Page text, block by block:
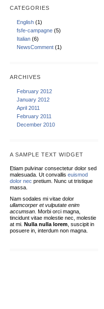
CATEGORIES
English (1)
fsfe-campagne (5)
Italian (6)
NewsComment (1)
ARCHIVES
February 2012
January 2012
April 2011
February 2011
December 2010
A SAMPLE TEXT WIDGET
Etiam pulvinar consectetur dolor sed
malesuada. Ut convallis euismod
dolor nec pretium. Nunc ut tristique
massa.
Nam sodales mi vitae dolor
ullamcorper et vulputate enim
accumsan . Morbi orci magna,
tincidunt vitae molestie nec, molestie
at mi. Nulla nulla lorem , suscipit in
posuere in, interdum non magna.